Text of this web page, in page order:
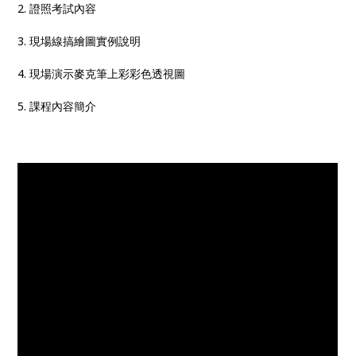
2. 證照考試內容
3. 現場線搞繪圖實例說明
4. 現場演示麥克筆上彩彩色透視圖
5. 課程內容簡介